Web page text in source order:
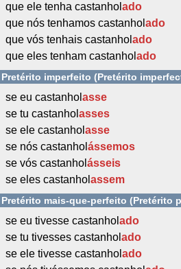
que ele tenha castanhol ado
que nós tenhamos castanhol ado
que vós tenhais castanhol ado
que eles tenham castanhol ado
Pretérito imperfeito (Pretérito
se eu castanhol asse
se tu castanhol asses
se ele castanhol asse
se nós castanhol ássemos
se vós castanhol ásseis
se eles castanhol assem
Pretérito mais-que-perfeito (Pretérito
se eu tivesse castanhol ado
se tu tivesses castanhol ado
se ele tivesse castanhol ado